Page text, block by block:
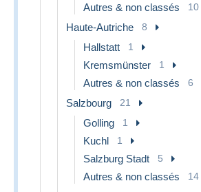
Autres & non classés 10
Haute-Autriche 8
Hallstatt 1
Kremsmünster 1
Autres & non classés 6
Salzbourg 21
Golling 1
Kuchl 1
Salzburg Stadt 5
Autres & non classés 14